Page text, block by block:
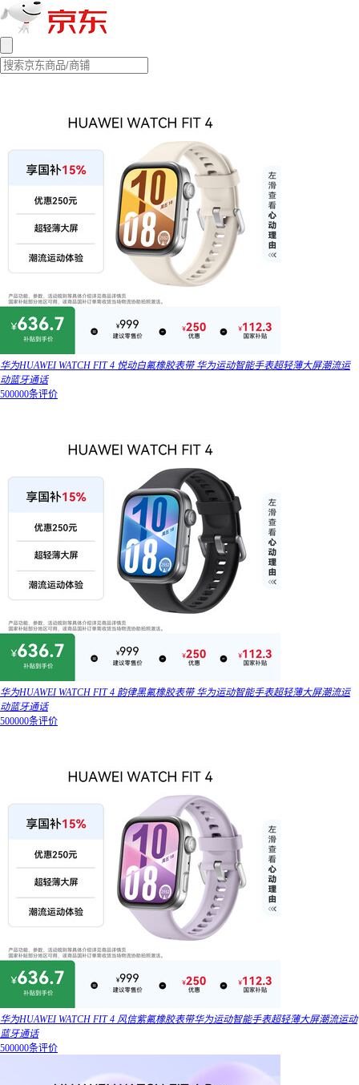
华为HUAWEI WATCH FIT 4 悦动白氟橡胶表带 华为运动智能手表超轻薄大屏潮流运
动蓝牙通话
500000条评价
华为HUAWEI WATCH FIT 4 韵律黑氟橡胶表带 华为运动智能手表超轻薄大屏潮流运
动蓝牙通话
500000条评价
华为HUAWEI WATCH FIT 4 风信紫氟橡胶表带华为运动智能手表超轻薄大屏潮流运动
蓝牙通话
500000条评价